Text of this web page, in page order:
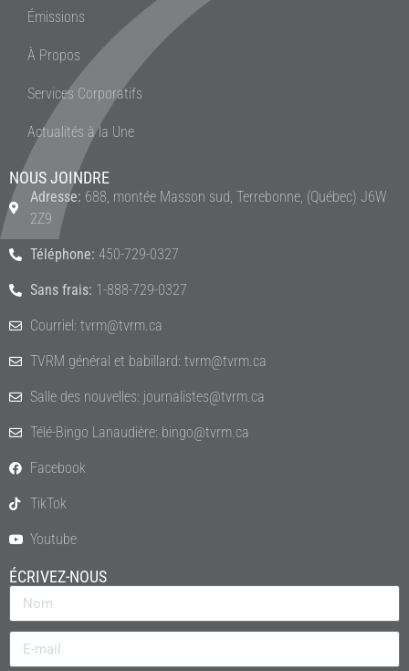
Émissions
À Propos
Services Corporatifs
Actualités à la Une
NOUS JOINDRE
Adresse: 688, montée Masson sud, Terrebonne, (Québec) J6W
2Z9
Téléphone: 450-729-0327
Sans frais: 1-888-729-0327
Courriel: tvrm@tvrm.ca
TVRM général et babillard: tvrm@tvrm.ca
Salle des nouvelles: journalistes@tvrm.ca
Télé-Bingo Lanaudière: bingo@tvrm.ca
Facebook
TikTok
Youtube
ÉCRIVEZ-NOUS